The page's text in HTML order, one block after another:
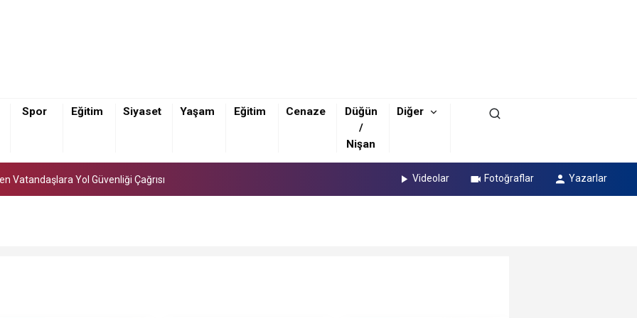
Spor Eğitim Siyaset Yaşam Eğitim Cenaze
Düğün
/
Nişan
Diğer
Vatandaşlara Yol Güvenliği Çağrısı
Vatandaşlara Yol Güvenliği Çağrısı Videolar Fotoğraflar Yazarlar